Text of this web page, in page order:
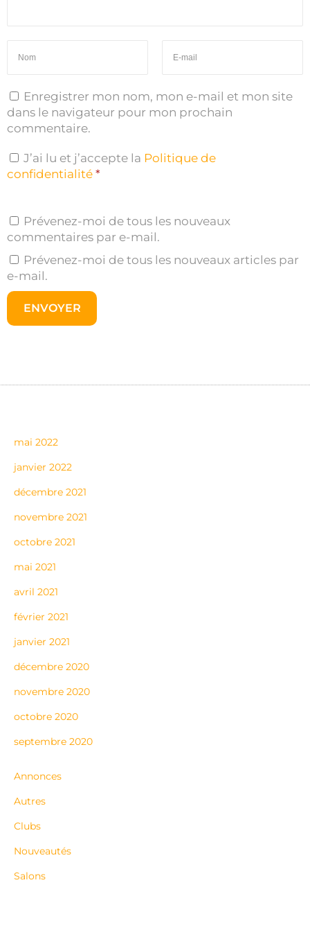
Enregistrer mon nom, mon e-mail et mon site
dans le navigateur pour mon prochain
commentaire.
J’ai lu et j’accepte la Politique de
confidentialité *
Prévenez-moi de tous les nouveaux
commentaires par e-mail.
Prévenez-moi de tous les nouveaux articles par
e-mail.
mai 2022
janvier 2022
décembre 2021
novembre 2021
octobre 2021
mai 2021
avril 2021
février 2021
janvier 2021
décembre 2020
novembre 2020
octobre 2020
septembre 2020
Annonces
Autres
Clubs
Nouveautés
Salons